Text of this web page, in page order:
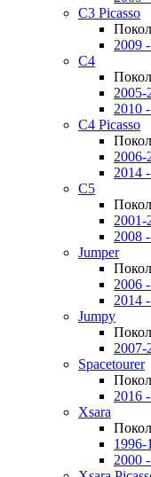
C3 Picasso
2009
C4
2005-
2010
C4 Picasso
2006-
2014
C5
2001-
2008
Jumper
2006
2014
Jumpy
2007-
Spacetourer
2016
Xsara
1996-
2000